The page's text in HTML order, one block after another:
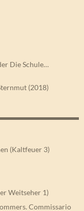
Die Schule…
(2018)
(Kaltfeuer 3)
Weitseher 1)
Commissario